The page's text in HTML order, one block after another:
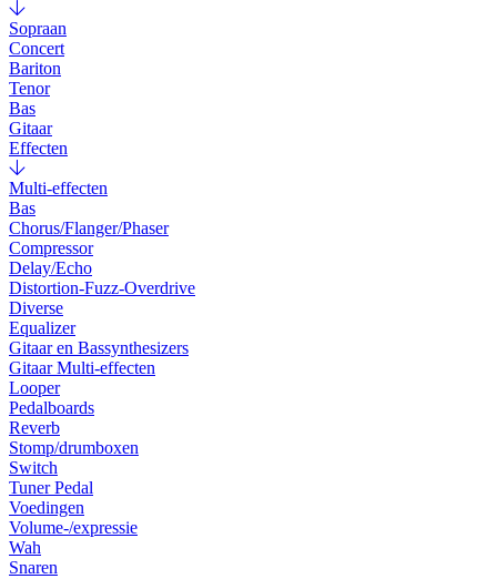
Sopraan
Concert
Bariton
Tenor
Bas
Gitaar
Effecten
Multi-effecten
Bas
Chorus/Flanger/Phaser
Compressor
Delay/Echo
Distortion-Fuzz-Overdrive
Diverse
Equalizer
Gitaar en Bassynthesizers
Gitaar Multi-effecten
Looper
Pedalboards
Reverb
Stomp/drumboxen
Switch
Tuner Pedal
Voedingen
Volume-/expressie
Wah
Snaren